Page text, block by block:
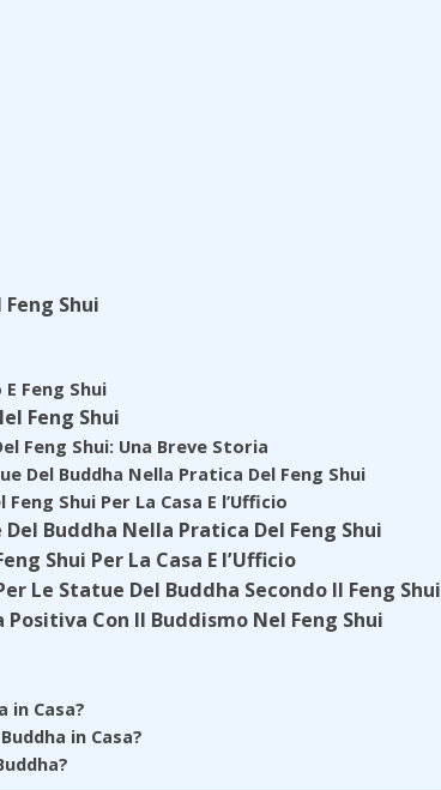
Shui
Feng Shui
Feng Shui
Feng Shui: Una Breve Storia
Del Buddha Nella Pratica Del Feng Shui
Shui Per La Casa E l’Ufficio
Buddha Nella Pratica Del Feng Shui
Shui Per La Casa E l’Ufficio
Le Statue Del Buddha Secondo Il Feng Shui
Con Il Buddismo Nel Feng Shui
in Casa?
in Casa?